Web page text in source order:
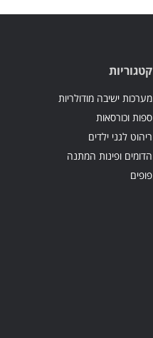
קטגוריות
מערכות ישיבה מודולריות
ספות וכורסאות
ריהוט לגני ילדים
הדומים ופינות המתנה
פופים